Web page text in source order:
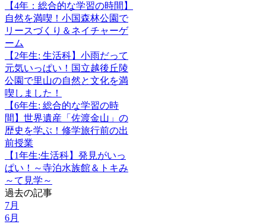
【4年：総合的な学習の時間】
自然を満喫！小国森林公園で
リースづくり＆ネイチャーゲ
ーム
【2年生: 生活科】小雨だって
元気いっぱい！国立越後丘陵
公園で里山の自然と文化を満
喫しました！
【6年生: 総合的な学習の時
間】世界遺産「佐渡金山」の
歴史を学ぶ！修学旅行前の出
前授業
【1年生:生活科】発見がいっ
ぱい！～寺泊水族館＆トキみ
～て見学～
過去の記事
7月
6月